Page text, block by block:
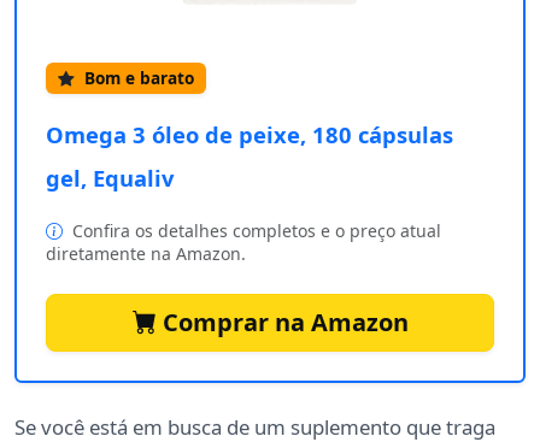
Bom e barato
Omega 3 óleo de peixe, 180 cápsulas
gel, Equaliv
Confira os detalhes completos e o preço atual
diretamente na Amazon.
Comprar na Amazon
Se você está em busca de um suplemento que traga